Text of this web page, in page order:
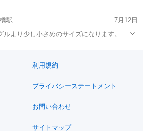
駅
7月12日
より少し小さめのサイズになります。 取
くお願いします。 ノーリスクノーリター
利用規約
プライバシーステートメント
お問い合わせ
サイトマップ